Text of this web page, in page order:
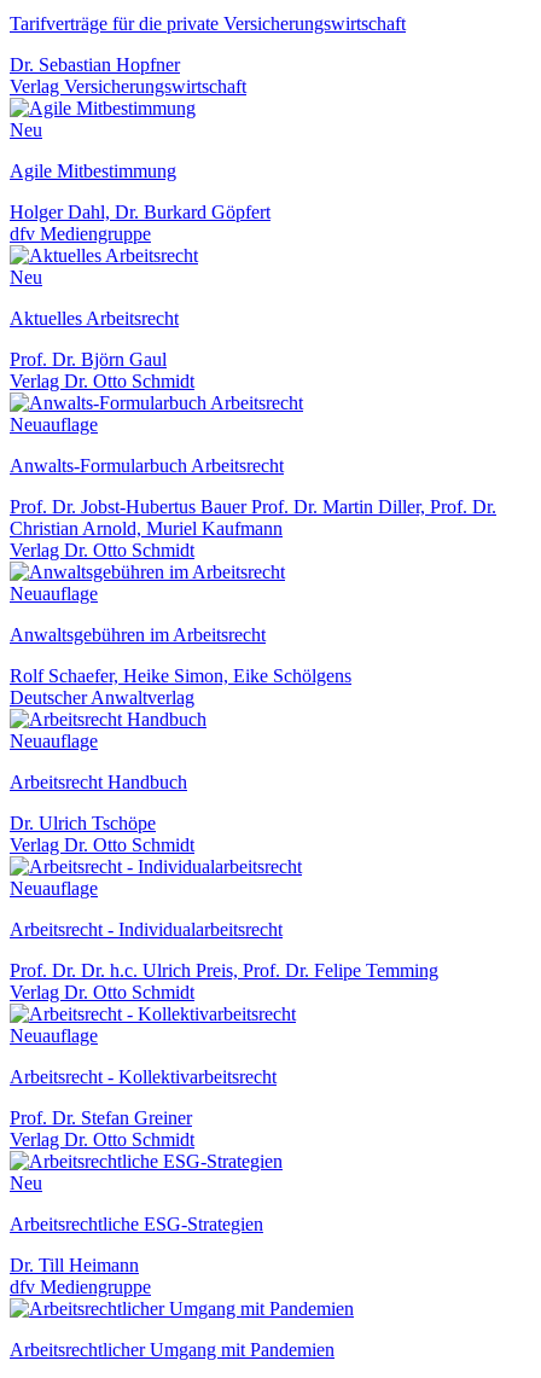
Tarifverträge für die private Versicherungswirtschaft
Dr. Sebastian Hopfner
Verlag Versicherungswirtschaft
Neu
Agile Mitbestimmung
Holger Dahl, Dr. Burkard Göpfert
dfv Mediengruppe
Neu
Aktuelles Arbeitsrecht
Prof. Dr. Björn Gaul
Verlag Dr. Otto Schmidt
Neuauflage
Anwalts-Formularbuch Arbeitsrecht
Prof. Dr. Jobst-Hubertus Bauer Prof. Dr. Martin Diller, Prof. Dr.
Christian Arnold, Muriel Kaufmann
Verlag Dr. Otto Schmidt
Neuauflage
Anwaltsgebühren im Arbeitsrecht
Rolf Schaefer, Heike Simon, Eike Schölgens
Deutscher Anwaltverlag
Neuauflage
Arbeitsrecht Handbuch
Dr. Ulrich Tschöpe
Verlag Dr. Otto Schmidt
Neuauflage
Arbeitsrecht - Individualarbeitsrecht
Prof. Dr. Dr. h.c. Ulrich Preis, Prof. Dr. Felipe Temming
Verlag Dr. Otto Schmidt
Neuauflage
Arbeitsrecht - Kollektivarbeitsrecht
Prof. Dr. Stefan Greiner
Verlag Dr. Otto Schmidt
Neu
Arbeitsrechtliche ESG-Strategien
Dr. Till Heimann
dfv Mediengruppe
Arbeitsrechtlicher Umgang mit Pandemien